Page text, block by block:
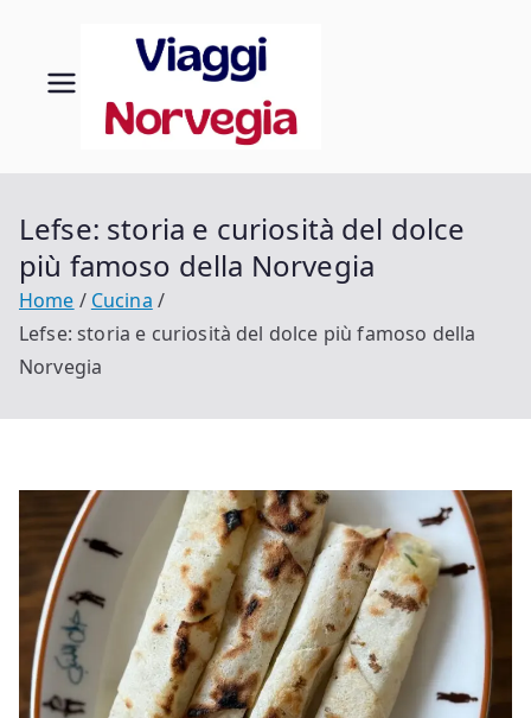
contenuto
Norveg
ia
Lefse: storia e curiosità del dolce
più famoso della Norvegia
Home
Cucina
Lefse: storia e curiosità del dolce più famoso della
Norvegia